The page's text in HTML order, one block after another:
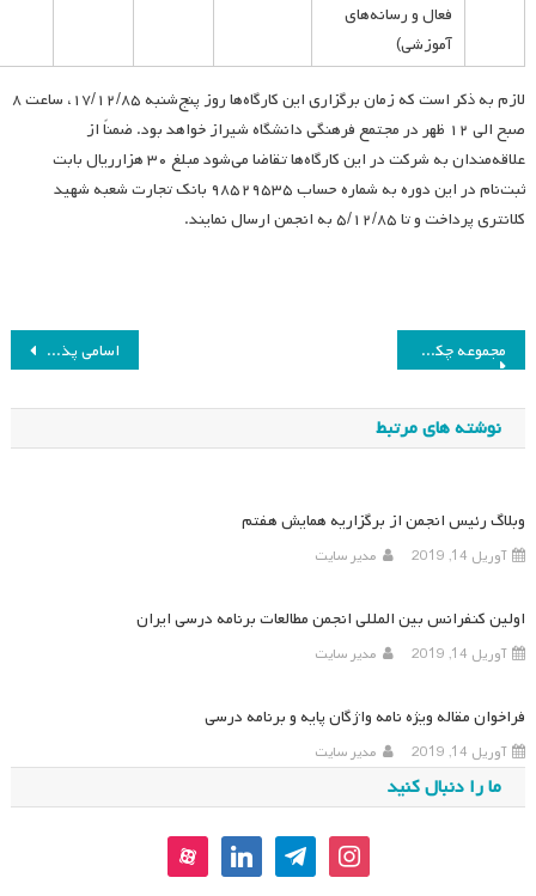
فعال و رسانه‌های
آموزشی)
لازم به ذکر است که زمان برگزاری این کارگاه‌ها روز پنج‌شنبه ۱۷/۱۲/۸۵، ساعت ۸
صبح الی ۱۲ ظهر در مجتمع فرهنگی دانشگاه شیراز خواهد بود. ضمناً از
علاقه‌مندان به شرکت در این کارگاه‌ها تقاضا می‌شود مبلغ ۳۰ هزارریال بابت
ثبت‌نام در این دوره به شماره حساب ۹۸۵۲۹۵۳۵ بانک تجارت شعبه شهید
کلانتری پرداخت و تا ۵/۱۲/۸۵ به انجمن ارسال نمایند.
راهبری
نوشته
اسامی پذیرفته‌شدگان چکیده مقالات ارائه به صورت سخنرانی مجموعه چکیده مقالات همایش ششم
نوشته های مرتبط
وبلاگ رئیس انجمن از برگزاریه همایش هفتم
آوریل 14, 2019 مدیر سایت
اولین کنفرانس بین المللی انجمن مطالعات برنامه درسی ایران
آوریل 14, 2019 مدیر سایت
فراخوان مقاله ویژه نامه واژگان پایه و برنامه درسی
آوریل 14, 2019 مدیر سایت
ما را دنبال کنید
instagram
telegram
linkedin
aparat